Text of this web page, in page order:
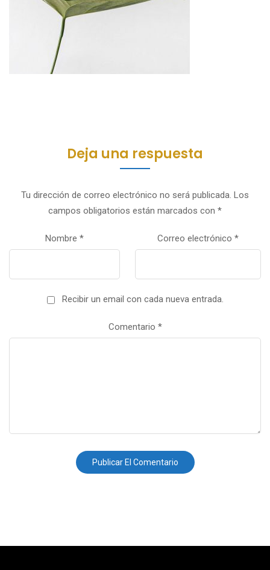
Deja una respuesta
Tu dirección de correo electrónico no será publicada. Los
campos obligatorios están marcados con *
Nombre * Correo electrónico *
Recibir un email con cada nueva entrada.
Comentario *